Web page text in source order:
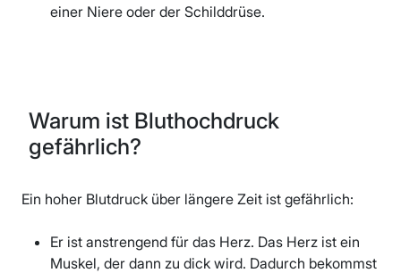
einer Niere oder der Schilddrüse.
Warum ist Bluthochdruck
gefährlich?
Ein hoher Blutdruck über längere Zeit ist gefährlich:
Er ist anstrengend für das Herz. Das Herz ist ein
Muskel, der dann zu dick wird. Dadurch bekommst